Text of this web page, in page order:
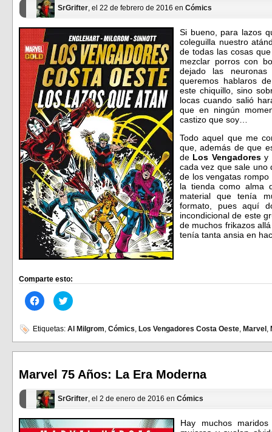
SrGrifter, el 22 de febrero de 2016 en Cómics
Si bueno, para lazos
coleguilla nuestro
de todas las cosas
mezclar porros con
dejado las
queremos hablaros
este chiquillo, sino
locas cuando salió
que en ningún
castizo que soy…
Todo aquel que me
que, además de que
de Los Vengadoresy
cada vez que sale uno
de los vengatas
la tienda como alma
material que tenía
formato, pues aquí
incondicional de este
de muchos frikazos
tenía tanta ansia en
Comparte esto:
Haz
clic
en
Facebook
(Se
abre
ventana
nueva)
Haz
clic
en
Twitter
(Se
abre
ventana
nueva)
Etiquetas: Al Milgrom, Cómics, Los Vengadores Costa Oeste, Marvel ,
Marvel 75 Años: La Era Moderna
SrGrifter, el 2 de enero de 2016 en Cómics
Hay muchos